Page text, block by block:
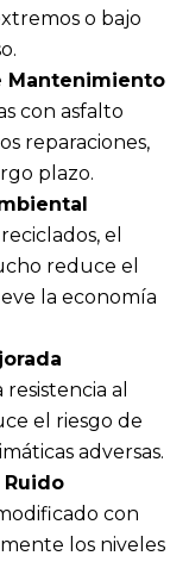
o bajo
Mantenimiento
con asfalto
reparaciones,
plazo.
el
reduce el
la economía
al
el riesgo de
adversas.
con
los niveles